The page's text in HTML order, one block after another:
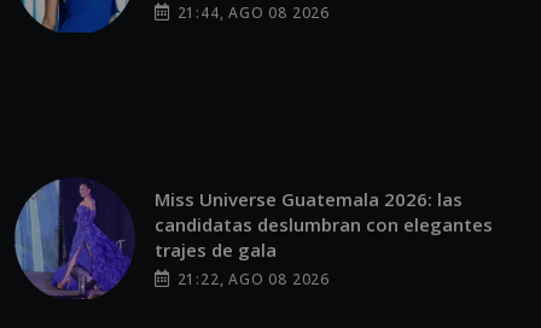
21:44, AGO 08 2026
Miss Universe Guatemala 2026: las
candidatas deslumbran con elegantes
trajes de gala
21:22, AGO 08 2026